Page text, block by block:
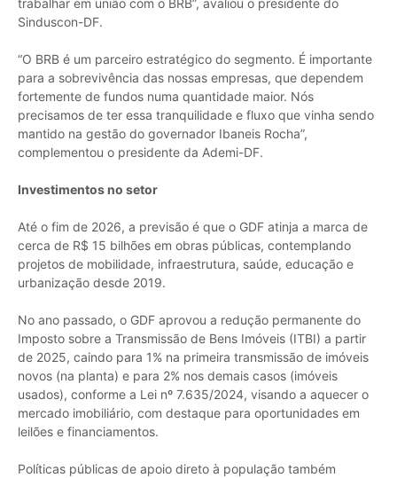
trabalhar em união com o BRB”, avaliou o presidente do
Sinduscon-DF.
“O BRB é um parceiro estratégico do segmento. É importante
para a sobrevivência das nossas empresas, que dependem
fortemente de fundos numa quantidade maior. Nós
precisamos de ter essa tranquilidade e fluxo que vinha sendo
mantido na gestão do governador Ibaneis Rocha”,
complementou o presidente da Ademi-DF.
Investimentos no setor
Até o fim de 2026, a previsão é que o GDF atinja a marca de
cerca de R$ 15 bilhões em obras públicas, contemplando
projetos de mobilidade, infraestrutura, saúde, educação e
urbanização desde 2019.
No ano passado, o GDF aprovou a redução permanente do
Imposto sobre a Transmissão de Bens Imóveis (ITBI) a partir
de 2025, caindo para 1% na primeira transmissão de imóveis
novos (na planta) e para 2% nos demais casos (imóveis
usados), conforme a Lei nº 7.635/2024, visando a aquecer o
mercado imobiliário, com destaque para oportunidades em
leilões e financiamentos.
Políticas públicas de apoio direto à população também